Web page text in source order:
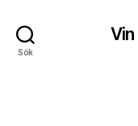
Sök
Vin